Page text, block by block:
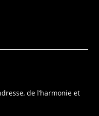
de l’harmonie et